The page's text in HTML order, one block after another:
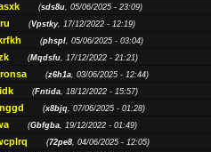
(sds8u, 05/06/2025 - 23:09)
(Vpstky, 17/12/2022 - 12:19)
(phspl, 05/06/2025 - 03:04)
(Mqdsfu, 17/12/2022 - 21:21)
(z6h1a, 03/06/2025 - 12:44)
(Fntida, 18/12/2022 - 15:57)
(x8bjq, 07/06/2025 - 01:28)
(Gbfgba, 19/12/2022 - 01:49)
(72pe8, 04/06/2025 - 12:05)